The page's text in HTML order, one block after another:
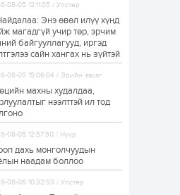
тахих төрийн
тахилгад оролцлоо
1 өдөр 3 0
“Хотын дарга сонсож
байна” 150150 тусгай
дугаарыг
наймдугаар сарын
1 өдөр 0
руу нийтийн тээврийн
автобус 24 цагаар
үйлчилж байна
08-05 12:11:05 / Улстөр
Энэ өвөл илүү хүнд
магадгүй учир төр, эрчим
байгууллагууд, иргэд
сайн хангах нь зүйтэй
08-05 15:06:04 / Эдийн засаг
махны худалдаа,
нээлттэй ил тод
08-05 12:57:50 / Нүүр
дахь монголчуудын
наадам боллоо
08-06 10:32:53 / Улстөр